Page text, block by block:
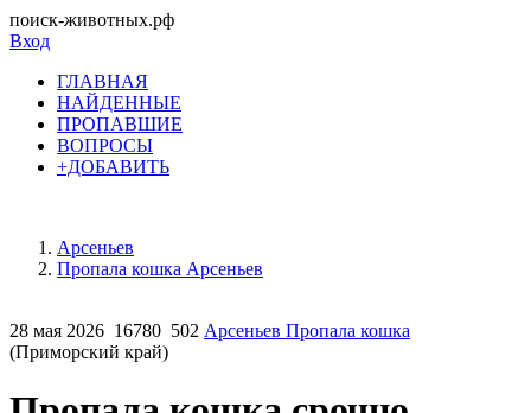
поиск-животных.рф
Вход
ГЛАВНАЯ
НАЙДЕННЫЕ
ПРОПАВШИЕ
ВОПРОСЫ
+ДОБАВИТЬ
Арсеньев
Пропала кошка Арсеньев
28 мая 2026 16780 502 Арсеньев Пропала кошка
(Приморский край)